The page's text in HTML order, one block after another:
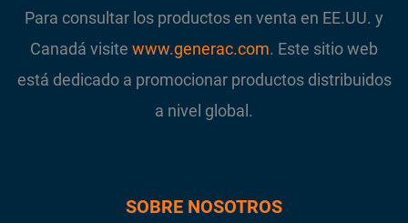
Para consultar los productos en venta en EE.UU. y
Canadá visite www.generac.com. Este sitio web
está dedicado a promocionar productos distribuidos
a nivel global.
SOBRE NOSOTROS